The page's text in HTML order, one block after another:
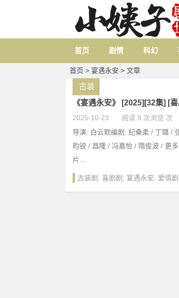
首页 剧情 科幻
首页 > 宴遇永安 > 文章
《宴遇永安》 [2025][32集] [
2025-10-23 阅读 9 次浏览 次
古装
导演: 白云默编剧: 纪桑柔 / 丁璐 /
昀锐 / 昌隆 / 冯嘉怡 / 隋俊波 / 更
片...
古装剧 喜剧剧 宴遇永安 爱情剧